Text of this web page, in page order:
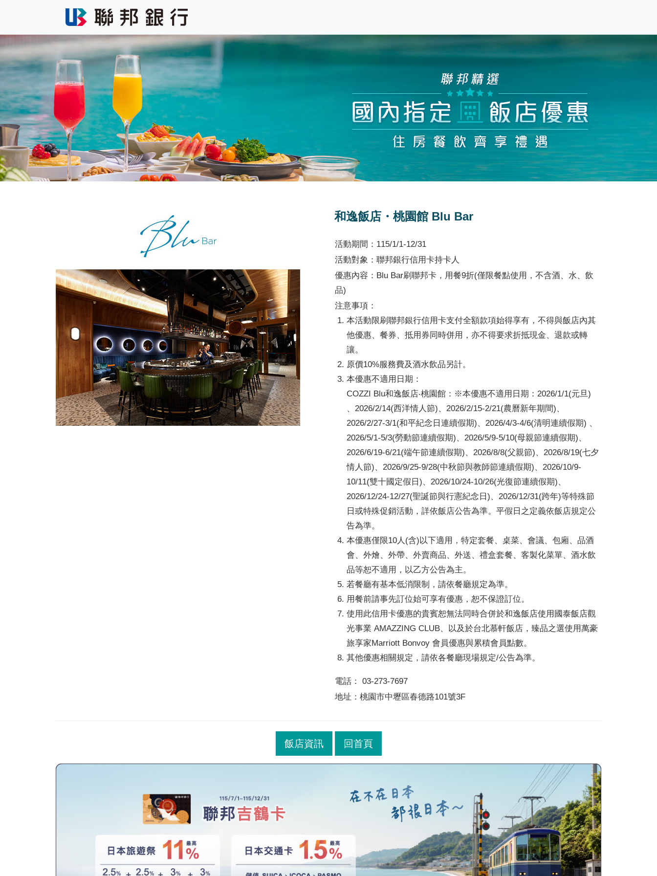
和逸飯店・桃園館 Blu Bar
活動期間：115/1/1-12/31
活動對象：聯邦銀行信用卡持卡人
優惠內容：Blu Bar刷聯邦卡，用餐9折(僅限餐點使用，不含酒、水、飲
品)
注意事項：
本活動限刷聯邦銀行信用卡支付全額款項始得享有，不得與飯店內其
他優惠、餐券、抵用券同時併用，亦不得要求折抵現金、退款或轉
讓。
原價10%服務費及酒水飲品另計。
本優惠不適用日期：
COZZI Blu和逸飯店‧桃園館：※本優惠不適用日期：2026/1/1(元旦)
、2026/2/14(西洋情人節)、2026/2/15-2/21(農曆新年期間)、
2026/2/27-3/1(和平紀念日連續假期)、2026/4/3-4/6(清明連續假期) 、
2026/5/1-5/3(勞動節連續假期)、2026/5/9-5/10(母親節連續假期)、
2026/6/19-6/21(端午節連續假期)、2026/8/8(父親節)、2026/8/19(七夕
情人節)、2026/9/25-9/28(中秋節與教師節連續假期)、2026/10/9-
10/11(雙十國定假日)、2026/10/24-10/26(光復節連續假期)、
2026/12/24-12/27(聖誕節與行憲紀念日)、2026/12/31(跨年)等特殊節
日或特殊促銷活動，詳依飯店公告為準。平假日之定義依飯店規定公
告為準。
本優惠僅限10人(含)以下適用，特定套餐、桌菜、會議、包廂、品酒
會、外燴、外帶、外賣商品、外送、禮盒套餐、客製化菜單、酒水飲
品等恕不適用，以乙方公告為主。
若餐廳有基本低消限制，請依餐廳規定為準。
用餐前請事先訂位始可享有優惠，恕不保證訂位。
使用此信用卡優惠的貴賓恕無法同時合併於和逸飯店使用國泰飯店觀
光事業 AMAZZING CLUB、以及於台北慕軒飯店，臻品之選使用萬豪
旅享家Marriott Bonvoy 會員優惠與累積會員點數。
其他優惠相關規定，請依各餐廳現場規定/公告為準。
電話： 03-273-7697
地址：桃園市中壢區春德路101號3F
飯店資訊 回首頁